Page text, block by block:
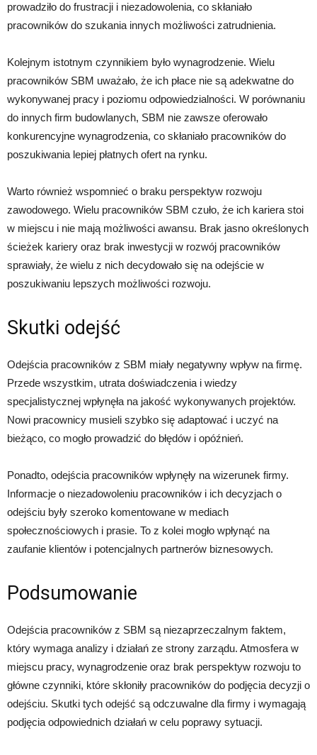
prowadziło do frustracji i niezadowolenia, co skłaniało
pracowników do szukania innych możliwości zatrudnienia.
Kolejnym istotnym czynnikiem było wynagrodzenie. Wielu
pracowników SBM uważało, że ich płace nie są adekwatne do
wykonywanej pracy i poziomu odpowiedzialności. W porównaniu
do innych firm budowlanych, SBM nie zawsze oferowało
konkurencyjne wynagrodzenia, co skłaniało pracowników do
poszukiwania lepiej płatnych ofert na rynku.
Warto również wspomnieć o braku perspektyw rozwoju
zawodowego. Wielu pracowników SBM czuło, że ich kariera stoi
w miejscu i nie mają możliwości awansu. Brak jasno określonych
ścieżek kariery oraz brak inwestycji w rozwój pracowników
sprawiały, że wielu z nich decydowało się na odejście w
poszukiwaniu lepszych możliwości rozwoju.
Skutki odejść
Odejścia pracowników z SBM miały negatywny wpływ na firmę.
Przede wszystkim, utrata doświadczenia i wiedzy
specjalistycznej wpłynęła na jakość wykonywanych projektów.
Nowi pracownicy musieli szybko się adaptować i uczyć na
bieżąco, co mogło prowadzić do błędów i opóźnień.
Ponadto, odejścia pracowników wpłynęły na wizerunek firmy.
Informacje o niezadowoleniu pracowników i ich decyzjach o
odejściu były szeroko komentowane w mediach
społecznościowych i prasie. To z kolei mogło wpłynąć na
zaufanie klientów i potencjalnych partnerów biznesowych.
Podsumowanie
Odejścia pracowników z SBM są niezaprzeczalnym faktem,
który wymaga analizy i działań ze strony zarządu. Atmosfera w
miejscu pracy, wynagrodzenie oraz brak perspektyw rozwoju to
główne czynniki, które skłoniły pracowników do podjęcia decyzji o
odejściu. Skutki tych odejść są odczuwalne dla firmy i wymagają
podjęcia odpowiednich działań w celu poprawy sytuacji.